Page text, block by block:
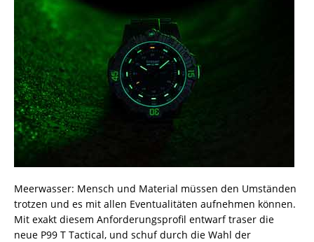
Meerwasser: Mensch und Material müssen den Umständen
trotzen und es mit allen Eventualitäten aufnehmen können.
Mit exakt diesem Anforderungsprofil entwarf traser die
neue P99 T Tactical, und schuf durch die Wahl der